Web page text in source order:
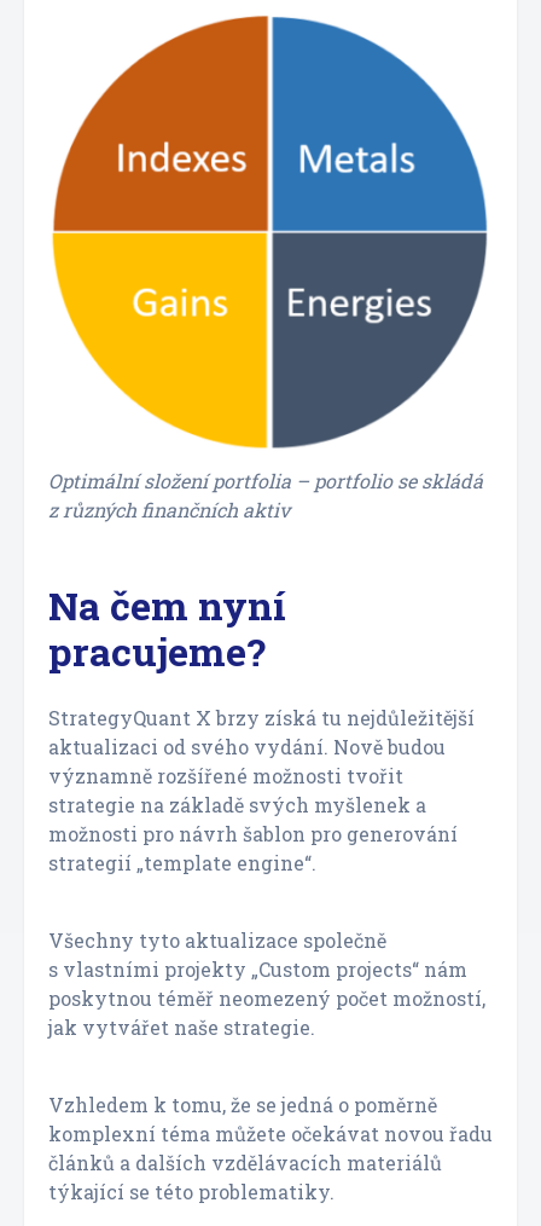
Optimální složení portfolia – portfolio se skládá
z různých finančních aktiv
Na čem nyní
pracujeme?
StrategyQuant X brzy získá tu nejdůležitější
aktualizaci od svého vydání. Nově budou
významně rozšířené možnosti tvořit
strategie na základě svých myšlenek a
možnosti pro návrh šablon pro generování
strategií „template engine“.
Všechny tyto aktualizace společně
s vlastními projekty „Custom projects“ nám
poskytnou téměř neomezený počet možností,
jak vytvářet naše strategie.
Vzhledem k tomu, že se jedná o poměrně
komplexní téma můžete očekávat novou řadu
článků a dalších vzdělávacích materiálů
týkající se této problematiky.